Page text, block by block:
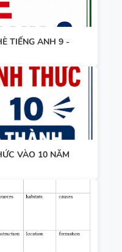
TIẾNG ANH 9 -
VÀO 10 NĂM